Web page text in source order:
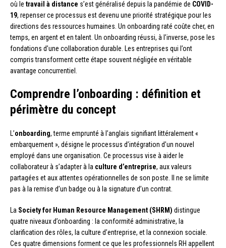
où le travail à distance s’est généralisé depuis la pandémie de COVID-
19, repenser ce processus est devenu une priorité stratégique pour les
directions des ressources humaines. Un onboarding raté coûte cher, en
temps, en argent et en talent. Un onboarding réussi, à l’inverse, pose les
fondations d’une collaboration durable. Les entreprises qui l’ont
compris transforment cette étape souvent négligée en véritable
avantage concurrentiel.
Comprendre l’onboarding : définition et
périmètre du concept
L’onboarding, terme emprunté à l’anglais signifiant littéralement «
embarquement », désigne le processus d’intégration d’un nouvel
employé dans une organisation. Ce processus vise à aider le
collaborateur à s’adapter à la culture d’entreprise, aux valeurs
partagées et aux attentes opérationnelles de son poste. Il ne se limite
pas à la remise d’un badge ou à la signature d’un contrat.
La Society for Human Resource Management (SHRM) distingue
quatre niveaux d’onboarding : la conformité administrative, la
clarification des rôles, la culture d’entreprise, et la connexion sociale.
Ces quatre dimensions forment ce que les professionnels RH appellent